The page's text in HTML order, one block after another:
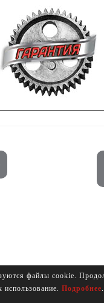
файлы cookie.
использование. Подробнее.